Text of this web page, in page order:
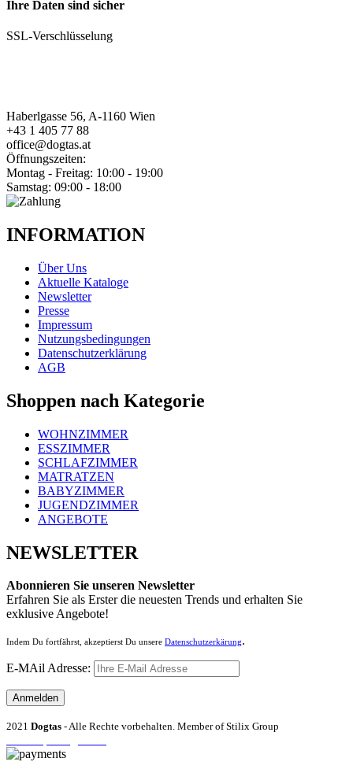
Ihre Daten sind sicher
SSL-Verschlüsselung
Haberlgasse 56, A-1160 Wien
+43 1 405 77 88
office@dogtas.at
Öffnungszeiten:
Montag - Freitag: 10:00 - 19:00
Samstag: 09:00 - 18:00
INFORMATION
Über Uns
Aktuelle Kataloge
Newsletter
Presse
Impressum
Nutzungsbedingungen
Datenschutzerklärung
AGB
Shoppen nach Kategorie
WOHNZIMMER
ESSZIMMER
SCHLAFZIMMER
MATRATZEN
BABYZIMMER
JUGENDZIMMER
ANGEBOTE
NEWSLETTER
Abonnieren Sie unseren Newsletter
Erfahren Sie als Erster die neuesten Trends und erhalten Sie
exklusive Angebote!
Indem Du fortfährst, akzeptierst Du unsere Datenschutzerkärung.
E-MAil Adresse:
2021 Dogtas - Alle Rechte vorbehalten. Member of Stilix Group